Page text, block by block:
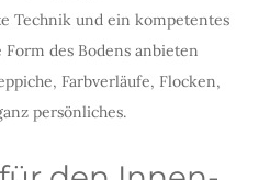
Technik und ein kompetentes
des Bodens anbieten
Farbverläufe, Flocken,
persönliches.